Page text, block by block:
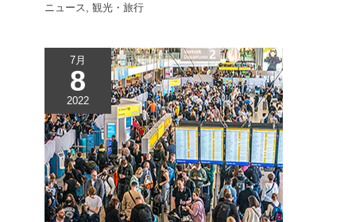
ニュース,観光・旅行
7月
8
2022